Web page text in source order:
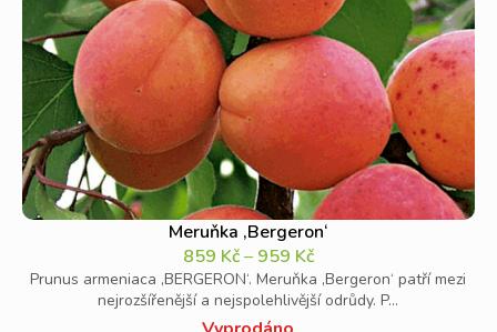
Meruňka ‚Bergeron‘
859 Kč– 959 Kč
Prunus armeniaca ‚BERGERON‘. Meruňka ‚Bergeron‘ patří mezi
nejrozšířenější a nejspolehlivější odrůdy. P...